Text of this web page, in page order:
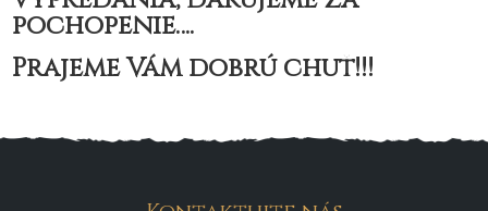
pochopenie….
Prajeme Vám dobrú chuť!!!